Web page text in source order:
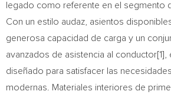
legado como referente en el segmento
Con un estilo audaz, asientos
generosa capacidad de carga y un
avanzados de asistencia al conductor[1],
diseñado para satisfacer las
modernas. Materiales interiores de